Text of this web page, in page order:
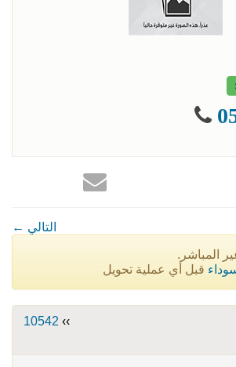
← التالي
المباشر.
قبل أي عملية تحويل
››
10542